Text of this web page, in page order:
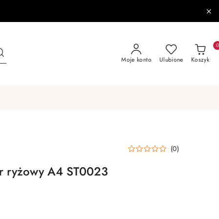
Moje konto Ulubione Koszyk
0
(0)
ryżowy A4 ST0023